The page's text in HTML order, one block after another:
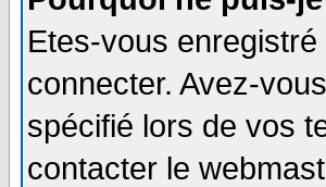
Etes-vous
connecter. Avez-
spécifié lors de vos
contacter le